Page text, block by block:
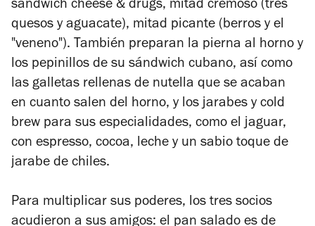
sándwich cheese & drugs, mitad cremoso (tres
quesos y aguacate), mitad picante (berros y el
"veneno"). También preparan la pierna al horno y
los pepinillos de su sándwich cubano, así como
las galletas rellenas de nutella que se acaban
en cuanto salen del horno, y los jarabes y cold
brew para sus especialidades, como el jaguar,
con espresso, cocoa, leche y un sabio toque de
jarabe de chiles.
Para multiplicar sus poderes, los tres socios
acudieron a sus amigos: el pan salado es de